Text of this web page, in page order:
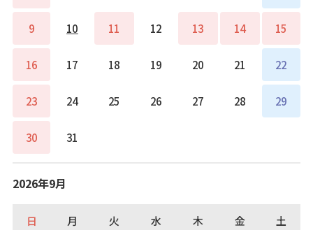
9 10 11 12 13 14 15
16 17 18 19 20 21 22
23 24 25 26 27 28 29
30 31
2026年9月
日 月 火 水 木 金 土